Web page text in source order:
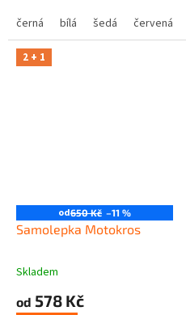
černá
bílá šedá červená
2 + 1
od650 Kč –11 %
Samolepka Motokros
Skladem
od 578 Kč